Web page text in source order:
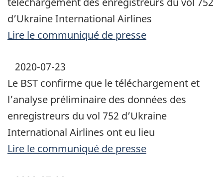
d’Ukraine International Airlines
Lire le communiqué de presse
2020-07-23
Le BST confirme que le téléchargement et
l’analyse préliminaire des données des
enregistreurs du vol 752 d’Ukraine
International Airlines ont eu lieu
Lire le communiqué de presse